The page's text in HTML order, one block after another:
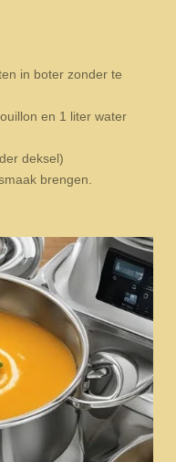
in boter zonder te
en 1 liter water
deksel)
brengen.